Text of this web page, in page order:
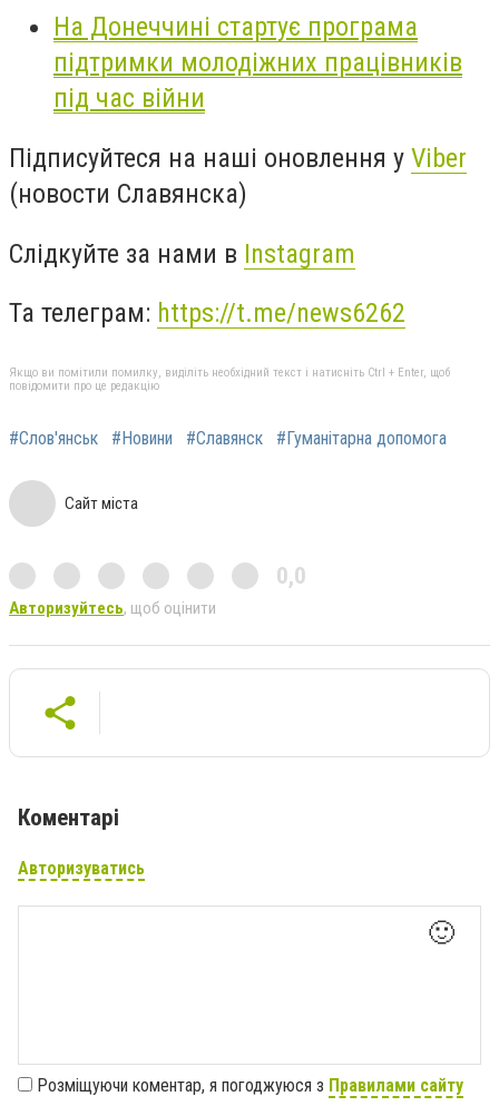
На Донеччині стартує програма
підтримки молодіжних працівників
під час війни
Підписуйтеся на наші оновлення у Viber
(новости Славянска)
Слідкуйте за нами в Instagram
Та телеграм: https://t.me/news6262
Якщо ви помітили помилку, виділіть необхідний текст і натисніть Ctrl + Enter, щоб
повідомити про це редакцію
#Слов'янськ #Новини #Славянск #Гуманітарна допомога
Сайт міста
0,0
Авторизуйтесь, щоб оцінити
Коментарі
Авторизуватись
🙂
Розміщуючи коментар, я погоджуюся з Правилами сайту